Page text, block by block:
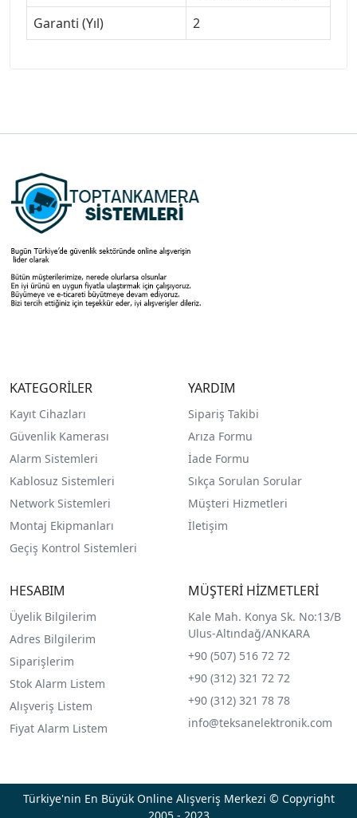
Garanti (Yıl)
2
KATEGORİLER
Kayıt Cihazları
Güvenlik Kamerası
Alarm Sistemleri
Kablosuz Sistemleri
Network Sistemleri
Montaj Ekipmanları
Geçiş Kontrol Sistemleri
YARDIM
Sipariş Takibi
Arıza Formu
İade Formu
Sıkça Sorulan Sorular
Müşteri Hizmetleri
İletişim
HESABIM
Üyelik Bilgilerim
Adres Bilgilerim
Siparişlerim
Stok Alarm Listem
Alışveriş Listem
Fiyat Alarm Listem
MÜŞTERİ HİZMETLERİ
Kale Mah. Konya Sk. No:13/B
Ulus-Altındağ/ANKARA
+90 (507) 516 72 72
+90 (312) 321 72 72
+90 (312) 321 78 78
info@teksanelektronik.com
Türkiye'nin En Büyük Online Alışveriş Merkezi © Copyright